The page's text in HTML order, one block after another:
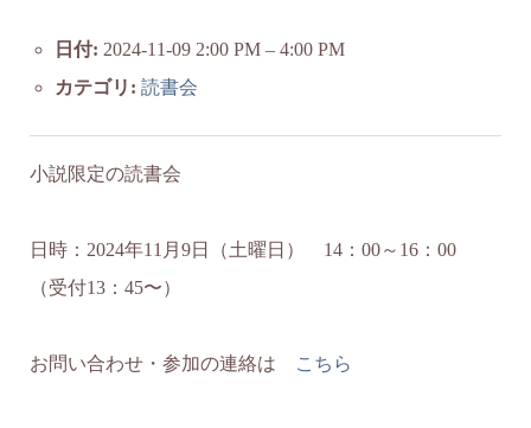
日付: 2024-11-09 2:00 PM– 4:00 PM
カテゴリ: 読書会
小説限定の読書会
日時：2024年11月9日（土曜日） 14：00～16：00
（受付13：45〜）
お問い合わせ・参加の連絡は こちら